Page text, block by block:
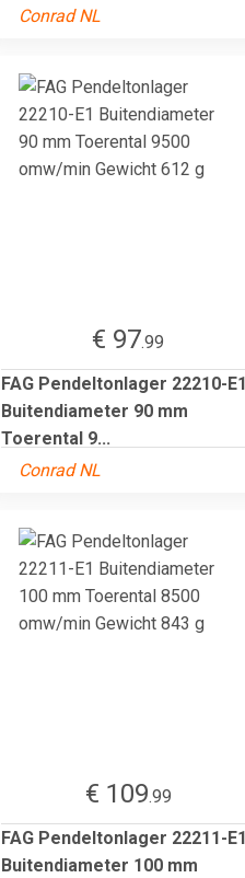
Conrad NL
€ 97.99
FAG Pendeltonlager 22210-E1
Buitendiameter 90 mm
Toerental 9...
Conrad NL
€ 109.99
FAG Pendeltonlager 22211-E1
Buitendiameter 100 mm